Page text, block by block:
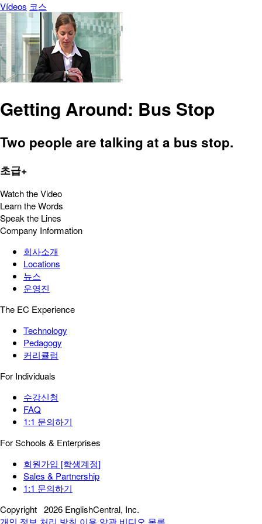
Vídeos 코스
Getting Around: Bus Stop
Two people are talking at a bus stop.
초급+
Watch the Video
Learn the Words
Speak the Lines
Company Information
회사소개
Locations
뉴스
운영진
The EC Experience
Technology
Pedagogy
커리큘럼
For Individuals
수강신청
FAQ
1:1 문의하기
For Schools & Enterprises
회원가입 [학생계정]
Sales & Partnership
1:1 문의하기
Copyright 2026 EnglishCentral, Inc.